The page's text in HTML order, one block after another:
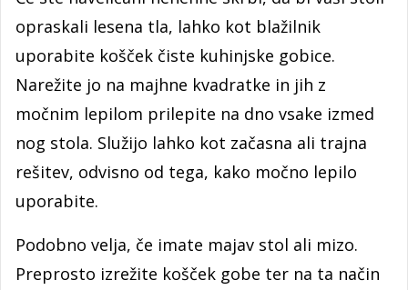
opraskali lesena tla, lahko kot blažilnik
uporabite košček čiste kuhinjske gobice.
Narežite jo na majhne kvadratke in jih z
močnim lepilom prilepite na dno vsake izmed
nog stola. Služijo lahko kot začasna ali trajna
rešitev, odvisno od tega, kako močno lepilo
uporabite.
Podobno velja, če imate majav stol ali mizo.
Preprosto izrežite košček gobe ter na ta način